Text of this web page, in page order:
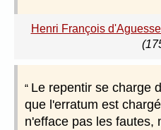
Henri François
Le repentir se charge
que l'erratum est
n'efface pas les fautes,